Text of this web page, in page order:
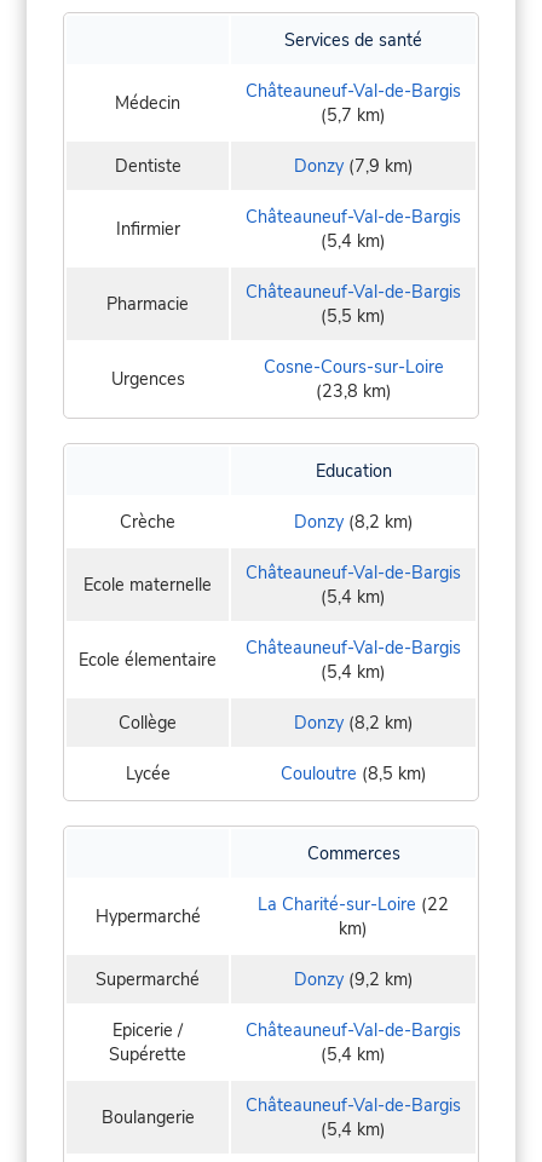
Services de santé
Médecin
Châteauneuf-Val-de-Bargis
(5,7 km)
Dentiste Donzy(7,9 km)
Infirmier
Châteauneuf-Val-de-Bargis
(5,4 km)
Pharmacie
Châteauneuf-Val-de-Bargis
(5,5 km)
Urgences
Cosne-Cours-sur-Loire
(23,8 km)
Education
Crèche Donzy(8,2 km)
Ecole maternelle
Châteauneuf-Val-de-Bargis
(5,4 km)
Ecole élementaire
Châteauneuf-Val-de-Bargis
(5,4 km)
Collège Donzy(8,2 km)
Lycée Couloutre (8,5 km)
Commerces
Hypermarché La Charité-sur-Loire (22
km)
Supermarché Donzy(9,2 km)
Epicerie /
Supérette
Châteauneuf-Val-de-Bargis
(5,4 km)
Boulangerie
Châteauneuf-Val-de-Bargis
(5,4 km)